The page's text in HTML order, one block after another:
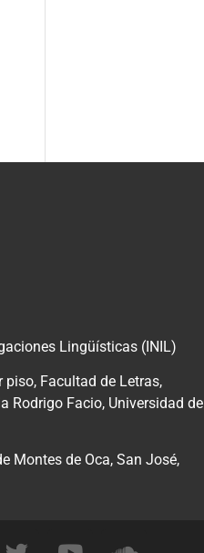
Lingüísticas (INIL)
piso, Facultad de Letras,
Rodrigo Facio, Universidad de
Montes de Oca, San José,